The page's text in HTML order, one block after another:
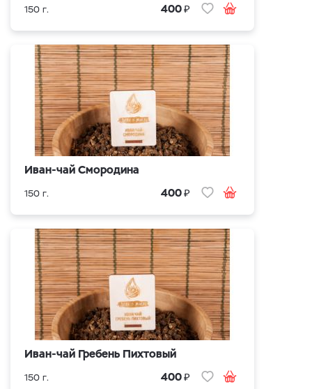
150 г. 400₽
Иван-чай Смородина
150 г. 400₽
Иван-чай Гребень Пихтовый
150 г. 400₽